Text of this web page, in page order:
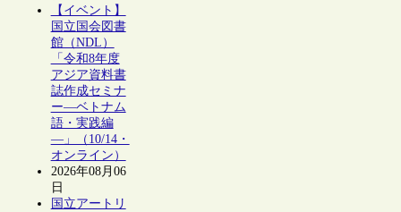
【イベント】
国立国会図書
館（NDL）
「令和8年度
アジア資料書
誌作成セミナ
ー―ベトナム
語・実践編
―」（10/14・
オンライン）
2026年08月06
日
国立アートリ